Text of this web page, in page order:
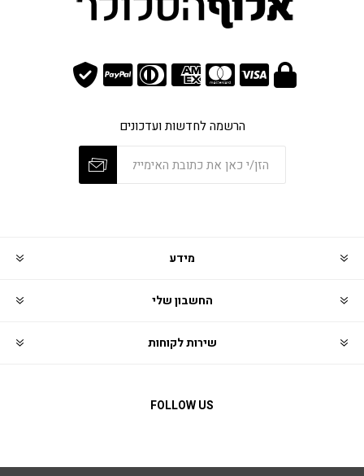
הרשמה לחדשות ועדכונים
מידע
החשבון שלי
שירות לקוחות
FOLLOW US